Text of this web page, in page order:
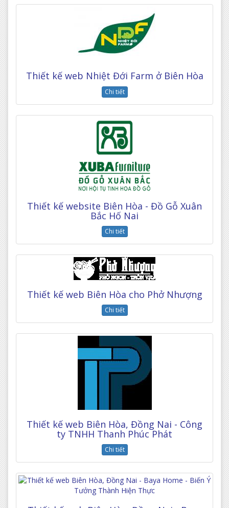
Thiết kế web Nhiệt Đới Farm ở Biên Hòa
Chi tiết
Thiết kế website Biên Hòa - Đồ Gỗ Xuân
Bắc Hố Nai
Chi tiết
Thiết kế web Biên Hòa cho Phở Nhượng
Chi tiết
Thiết kế web Biên Hòa, Đồng Nai - Công
ty TNHH Thanh Phúc Phát
Chi tiết